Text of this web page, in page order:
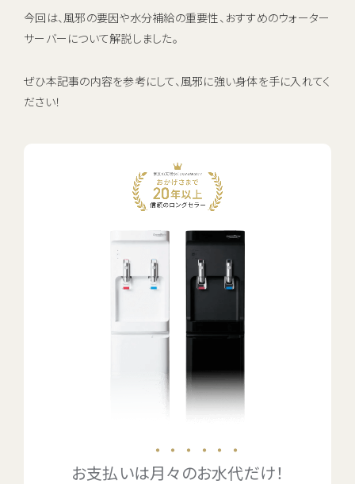
今回は、風邪の要因や水分補給の重要性、おすすめのウォーター
サーバーについて解説しました。
ぜひ本記事の内容を参考にして、風邪に強い身体を手に入れてく
ださい！
お支払いは月々のお水代
・・・・・・
だけ！